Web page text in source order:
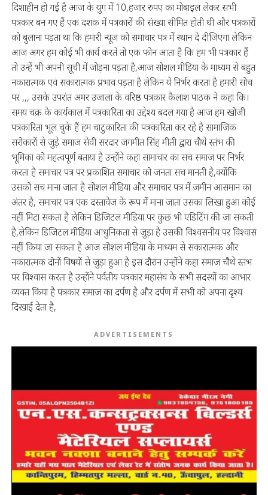
दिशाहीन हो गई है आज के युग में 10,हजार रुपए का मोबाइल लेकर सभी
पत्रकार बन गए हैं एक दशक में पत्रकारों की संख्या सीमित होती थी और पत्रकारों
को बुलाना पड़ता था कि हमारी न्यूज को समाचार पत्र में स्थान दे दीजिएगा लेकिन
आज अगर हम कोई भी कार्य करते तो एक फोन आता है कि हम भी पत्रकार हैं
तो उन्हें भी अपनी सूची में जोड़ना पड़ता है,आज सोशल मीडिया के माध्यम से बहुत
नकारात्मक एवं सकारात्मक प्रभाव पड़ता है लेकिन ये निर्भर करता है हमारी सोच
पर ,,, उसके उपरांत अमर उजाला के वरिष्ठ पत्रकार कैलाश पाठक ने कहा कि।
समय चक्र के कार्यकाल में पत्रकारिता का उद्देश्य बदल गया है आज हम खोजी
पत्रकारिता भूल चुके हैं हम चाटुकारिता की पत्रकारिता कर रहे है सामाजिक
सरोकारों से जुड़े समाज सेवी सरदार जगमीत सिंह मीती द्वारा चौथे स्तंभ की
भूमिका को महत्वपूर्ण बताया है उन्होंने कहा सामाचार का सच समाज पर निर्भर
करता है समाचार पत्र पर प्रकाशित समाचार को जनता सच मानती है,क्योंकि
उसको सच माना जाता है सोशल मीडिया और समाचार पत्र में जमीन आसमान का
अंतर है, समाचार पत्र एक दस्तावेज के रूप में माना जाता उसका लिखा हुआ कोई
नहीं मिटा सकता है लेकिन डिजिटल मीडिया पर कुछ भी एडिटिंग की जा सकती
है,लेकिन डिजिटल मीडिया आधुनिकता से जुड़ा है उसकी विश्वसनीय पर विश्वास
नहीं किया जा सकता है आज सोशल मीडिया के माध्यम से सकारात्मक और
नकारात्मक दोनों विषयों से जुड़ा हुआ है इस दौरान उन्होंने कहा समाज चौथे स्तंभ
पर विश्वास करता है उन्होंने पर्वतीय पत्रकार महासंघ के सभी सदस्यों का आभार
व्यक्त किया है पत्रकार समाज का दर्पण है और दर्पण में सभी को अपना दृश्य
दिखाई देता है,
ADVERTISEMENTS